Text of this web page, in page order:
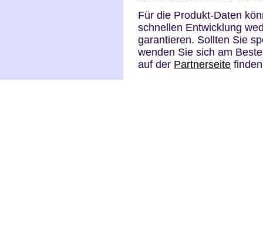
Für die Produkt-Daten
schnellen Entwicklung
garantieren. Sollten Sie
wenden Sie sich am
auf der Partnerseite